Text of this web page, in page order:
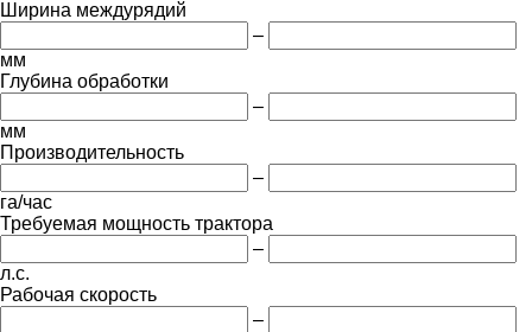
Ширина междурядий
–
мм
Глубина обработки
–
мм
Производительность
–
га/час
Требуемая мощность трактора
–
л.с.
Рабочая скорость
–